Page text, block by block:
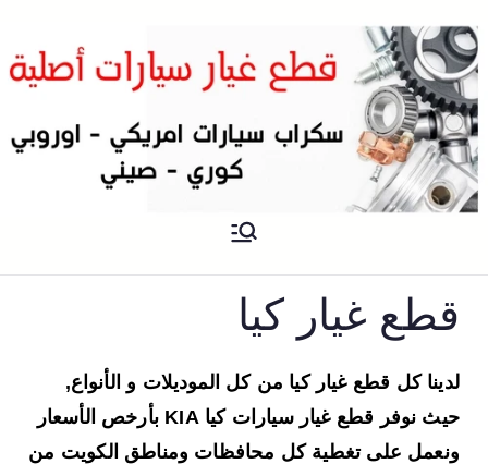
سكراب
سكراب قطع غيار سيارات الكويت
قطع غيار كيا
لدينا كل قطع غيار كيا من كل الموديلات و الأنواع,
حيث نوفر قطع غيار سيارات كيا KIA بأرخص الأسعار
ونعمل على تغطية كل محافظات ومناطق الكويت من